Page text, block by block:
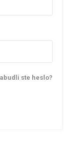
ste heslo?